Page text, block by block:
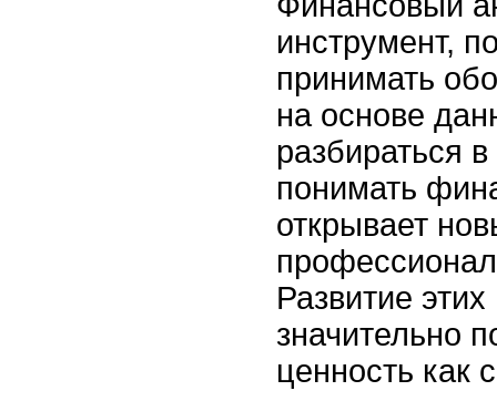
инструмент,
принимать
на основе
разбираться
понимать
открывает
Развитие
значительно
ценность как